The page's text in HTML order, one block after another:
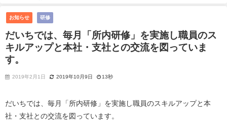
お知らせ 研修
だいちでは、毎月「所内研修」を実施し職員のス
キルアップと本社・支社との交流を図っていま
す。
2019年2月1日 2019年10月9日 13秒
だいちでは、毎月「所内研修」を実施し職員のスキルアップと本
社・支社との交流を図っています。